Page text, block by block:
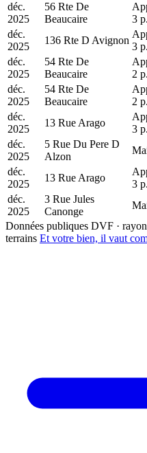
déc.
2025
56 Rte De
Beaucaire
3 p.
déc.
2025
136 Rte D Avignon
3 p.
déc.
2025
54 Rte De
Beaucaire
2 p.
déc.
2025
54 Rte De
Beaucaire
2 p.
déc.
2025
13 Rue Arago
3 p.
déc.
2025
5 Rue Du Pere D
Alzon
déc.
2025
13 Rue Arago
3 p.
déc.
2025
3 Rue Jules
Canonge
Données publiques DVF ·
terrains Et votre bien, il vaut